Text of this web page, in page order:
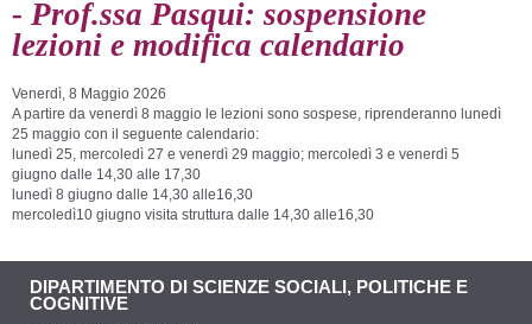
- Prof.ssa Pasqui: sospensione
lezioni e modifica calendario
Venerdì, 8 Maggio 2026
A partire da venerdì 8 maggio le lezioni sono sospese, riprenderanno lunedì
25 maggio con il seguente calendario:
lunedì 25, mercoledì 27 e venerdì 29 maggio; mercoledì 3 e venerdì 5
giugno dalle 14,30 alle 17,30
lunedì 8 giugno dalle 14,30 alle16,30
mercoledì10 giugno visita struttura dalle 14,30 alle16,30
DIPARTIMENTO DI SCIENZE SOCIALI, POLITICHE E
COGNITIVE